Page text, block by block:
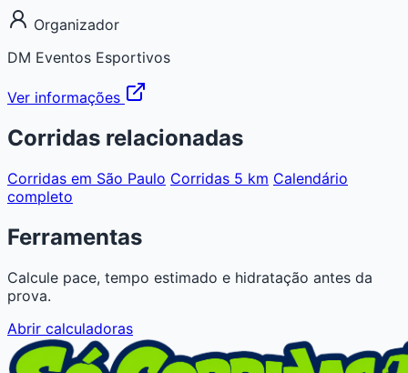
Organizador
DM Eventos Esportivos
Ver informações
Corridas relacionadas
Corridas em São Paulo Corridas 5 km Calendário
completo
Ferramentas
Calcule pace, tempo estimado e hidratação antes da
prova.
Abrir calculadoras